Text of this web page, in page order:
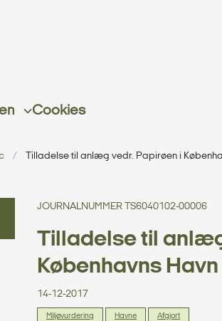
Cookies
Tilladelse til anlæg vedr. Papirøen i
JOURNALNUMMER TS6040102-00006
Tilladelse til
Københavns Havn
14-12-2017
Miljøvurdering Havne Afgjort